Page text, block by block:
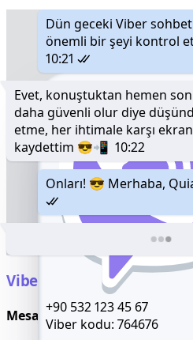
+90 532 123 45 67
Viber kodu: 764676
Dün geceki Viber
önemli bir şeyi kontrol
10:21
Evet, konuştuktan hemen
daha güvenli olur diye
etme, her ihtimale karşı
kaydettim 😎📲 10:22
Onları! 😎 Merhaba,
Viber Sohbetlerini Anında
Mesajları, Sırları ve Gizli